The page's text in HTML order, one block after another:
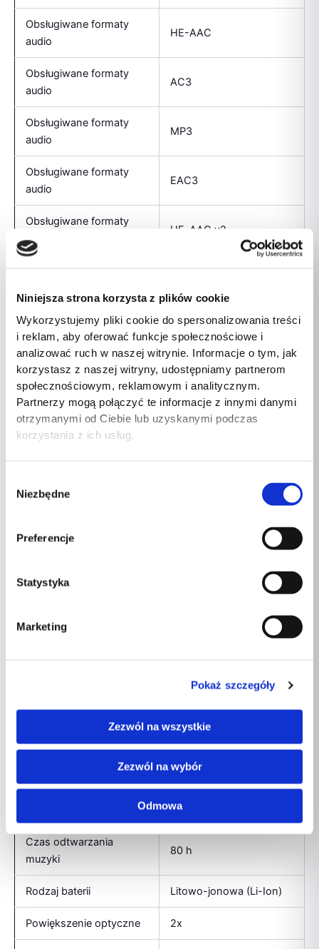
Niniejsza strona korzysta z plików cookie
Wykorzystujemy pliki cookie do spersonalizowania treści
i reklam, aby oferować funkcje społecznościowe i
analizować ruch w naszej witrynie. Informacje o tym, jak
korzystasz z naszej witryny, udostępniamy partnerom
społecznościowym, reklamowym i analitycznym.
Partnerzy mogą połączyć te informacje z innymi danymi
otrzymanymi od Ciebie lub uzyskanymi podczas
korzystania z ich usług.
zgody
Niezbędne
Preferencje
Statystyka
Marketing
Pokaż szczegóły
Zezwól na wszystkie
Zezwól na wybór
Odmowa
Obsługiwane formaty
audio
HE-AAC
Obsługiwane formaty
audio
AC3
Obsługiwane formaty
audio
MP3
Obsługiwane formaty
audio
EAC3
Obsługiwane formaty
audio
HE-AAC v2
Obsługiwane formaty
audio
AAC
Obsługiwane formaty
audio
FLAC
Obsługiwane formaty
plików wideo
HEVC
plików wideo
plików wideo
Nieobsługiwany
Obsługiwany typ USB USB Type-C
Tak
Maksymalny czas
20 h
Czas odtwarzania
muzyki
80 h
Rodzaj baterii Litowo-jonowa (Li-Ion)
Powiększenie optyczne 2x